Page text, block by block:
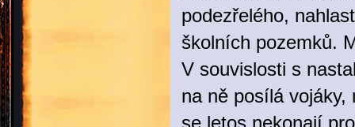
podezřelého,
školních pozemků.
V souvislosti s
na ně posílá
se letos nekonají